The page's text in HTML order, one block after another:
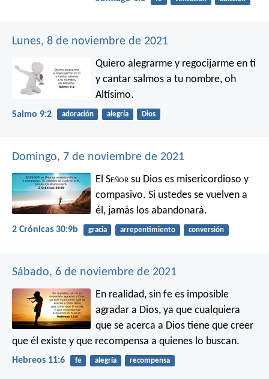
Lunes, 8 de noviembre de 2021
Quiero alegrarme y regocijarme en ti
y cantar salmos a tu nombre, oh
Altísimo.
Salmo 9:2 adoración alegría Dios
Domingo, 7 de noviembre de 2021
El Señor su Dios es misericordioso y
compasivo. Si ustedes se vuelven a
él, jamás los abandonará.
2 Crónicas 30:9b gracia arrepentimiento conversión
Sábado, 6 de noviembre de 2021
En realidad, sin fe es imposible
agradar a Dios, ya que cualquiera
que se acerca a Dios tiene que creer
que él existe y que recompensa a quienes lo buscan.
Hebreos 11:6 fe alegría recompensa